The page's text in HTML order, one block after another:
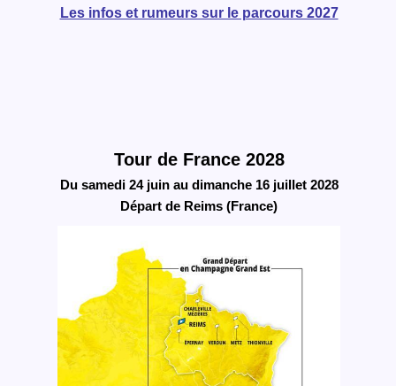
Les infos et rumeurs sur le parcours 2027
Tour de France 2028
Du samedi 24 juin au dimanche 16 juillet 2028
Départ de Reims (France)